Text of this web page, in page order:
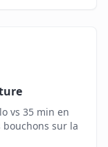
vs 35 min en
sur la